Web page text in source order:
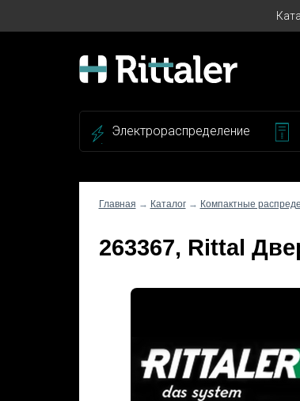
Электрораспределение
Главная → Каталог→ Компактные
263367, Rittal